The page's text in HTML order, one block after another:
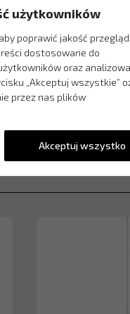
użytkowników
poprawić jakość
dostosowane do
oraz
„Akceptuj wszystkie”
przez nas plików
Akceptuj wszystko